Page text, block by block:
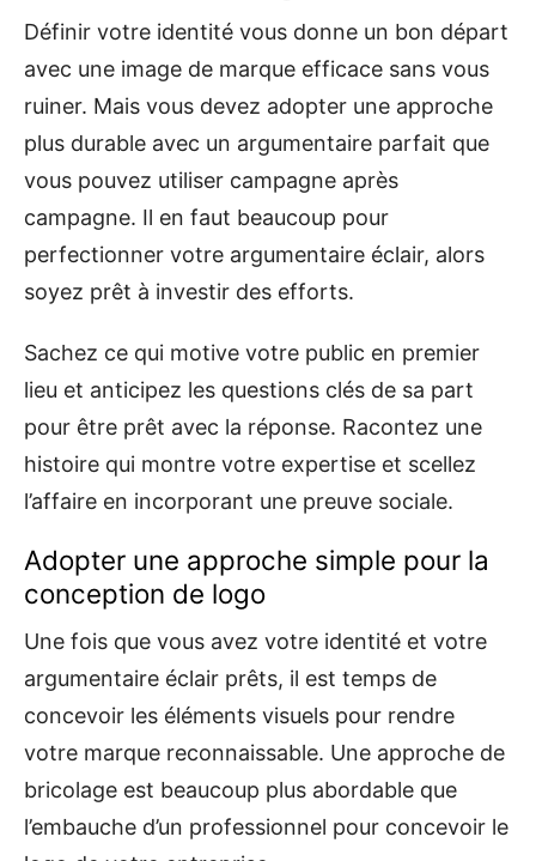
Définir votre identité vous donne un bon départ
avec une image de marque efficace sans vous
ruiner. Mais vous devez adopter une approche
plus durable avec un argumentaire parfait que
vous pouvez utiliser campagne après
campagne. Il en faut beaucoup pour
perfectionner votre argumentaire éclair, alors
soyez prêt à investir des efforts.
Sachez ce qui motive votre public en premier
lieu et anticipez les questions clés de sa part
pour être prêt avec la réponse. Racontez une
histoire qui montre votre expertise et scellez
l’affaire en incorporant une preuve sociale.
Adopter une approche simple pour la
conception de logo
Une fois que vous avez votre identité et votre
argumentaire éclair prêts, il est temps de
concevoir les éléments visuels pour rendre
votre marque reconnaissable. Une approche de
bricolage est beaucoup plus abordable que
l’embauche d’un professionnel pour concevoir le